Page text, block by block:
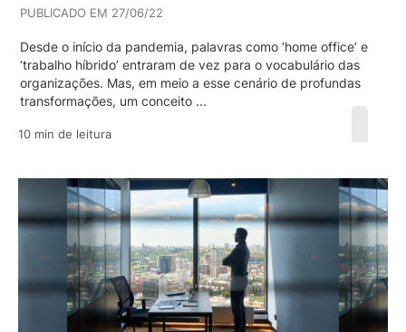
PUBLICADO EM 27/06/22
Desde o início da pandemia, palavras como ‘home office’ e
‘trabalho híbrido’ entraram de vez para o vocabulário das
organizações. Mas, em meio a esse cenário de profundas
transformações, um conceito ...
10 min de leitura